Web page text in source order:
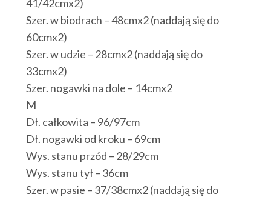
41/42cmx2)
Szer. w biodrach – 48cmx2 (naddają się do
60cmx2)
Szer. w udzie – 28cmx2 (naddają się do
33cmx2)
Szer. nogawki na dole – 14cmx2
M
Dł. całkowita – 96/97cm
Dł. nogawki od kroku – 69cm
Wys. stanu przód – 28/29cm
Wys. stanu tył – 36cm
Szer. w pasie – 37/38cmx2 (naddają się do